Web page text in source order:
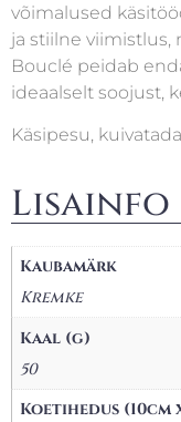
võimalused
ja stiilne viimistlus,
Bouclé peidab
ideaalselt soojust,
Käsipesu,
Lisainfo
Kaubamärk
Kremke
Kaal (g)
50
Koetihedus (10cm